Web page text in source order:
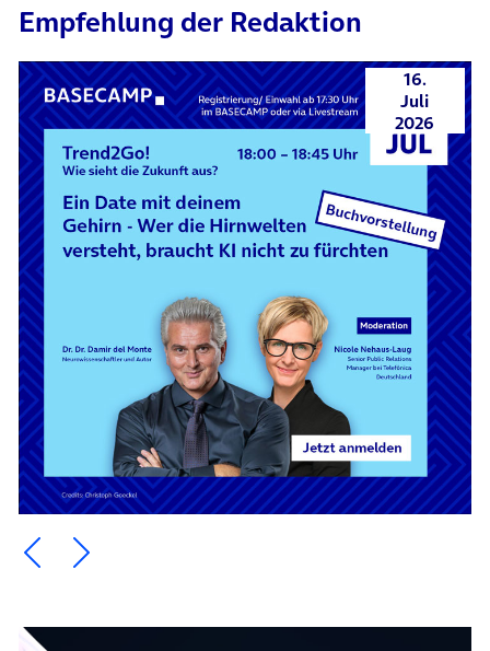
Empfehlung der Redaktion
16.
Juli
2026
Ein Element zurück blättern
Ein Element weiter blättern